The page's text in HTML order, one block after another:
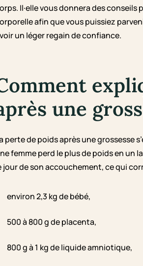
Il·elle vous donnera des
afin que vous puissiez
un léger regain de confiance.
une
perte de poids après une grossesse
femme perd le plus de poids en un
jour de son accouchement, ce qui
environ 2,3 kg de bébé,
500 à 800 g de placenta,
800 g à 1 kg de liquide amniotique,